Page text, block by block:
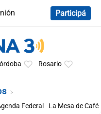
Participá
Rosario
Federal La Mesa de Café